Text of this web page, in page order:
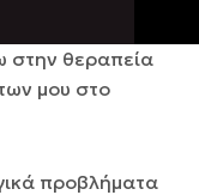
θεραπεία
μου στο
προβλήματα